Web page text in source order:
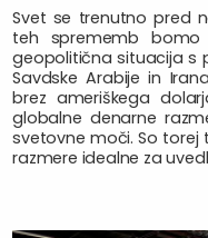
Svet se trenutno pred
teh sprememb
geopolitična situacija s
Savdske Arabije in
brez ameriškega
globalne denarne
svetovne moči. So
razmere idealne za